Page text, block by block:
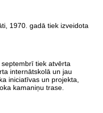
1970. gadā tiek izveidota
tiek atvērta
internātskolā un jau
iniciatīvas un projekta,
kamaniņu trase.